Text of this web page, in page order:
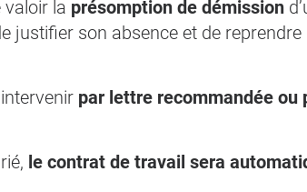
valoir la présomption de démission
justifier son absence et de
par lettre recommandée
le contrat de travail sera